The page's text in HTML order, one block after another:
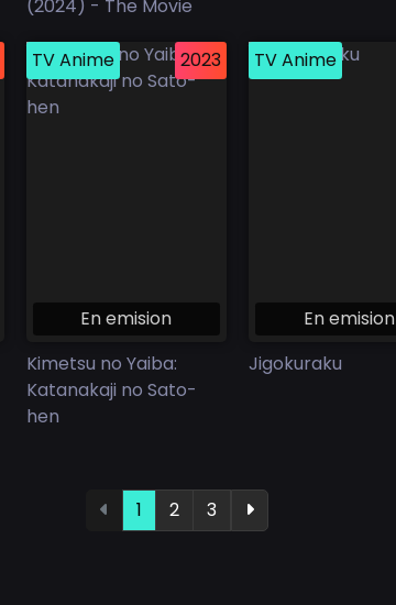
(2024) - The Movie
TV Anime 2023
En emision
Kimetsu no Yaiba:
Katanakaji no Sato-
hen
TV Anime
En emision
Jigokuraku
1 2 3